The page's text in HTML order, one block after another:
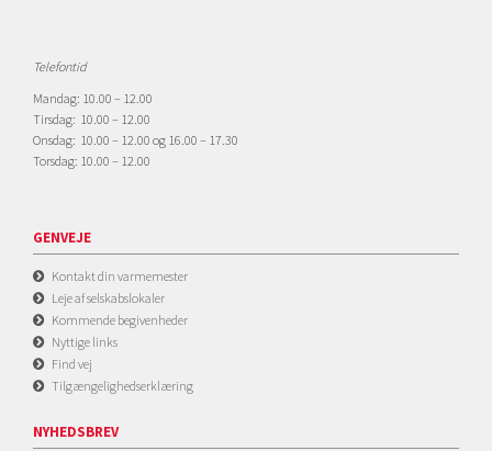
Telefontid
Mandag: 10.00 – 12.00
Tirsdag: 10.00 – 12.00
Onsdag: 10.00 – 12.00 og 16.00 – 17.30
Torsdag: 10.00 – 12.00
GENVEJE
Kontakt din varmemester
Leje af selskabslokaler
Kommende begivenheder
Nyttige links
Find vej
Tilgængelighedserklæring
NYHEDSBREV